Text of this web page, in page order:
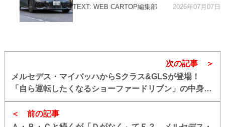
TEXT: WEB CARTOP編集部 2026年07月07日
前の記事
次の記事
メルセデス・マイバッハからSクラス&GLSが登場！
「自ら運転したくなるショーファードリブン」の中身と
は